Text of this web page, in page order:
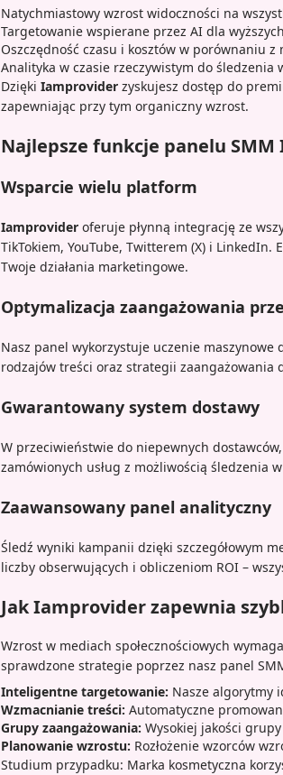
Natychmiastowy wzrost widoczności na
Targetowanie wspierane przez AI dla
Oszczędność czasu i kosztów w porównaniu
Analityka w czasie rzeczywistym do śledzenia
Dzięki Iamprovider zyskujesz dostęp do
zapewniając przy tym organiczny wzrost.
Najlepsze funkcje panelu
Wsparcie wielu platform
Iamprovider oferuje płynną integrację ze
TikTokiem, YouTube, Twitterem (X) i
Twoje działania marketingowe.
Optymalizacja zaangażowania
Nasz panel wykorzystuje uczenie
rodzajów treści oraz strategii zaangażowania
Gwarantowany system dostawy
W przeciwieństwie do niepewnych dostawców,
zamówionych usług z możliwością śledzenia
Zaawansowany panel analityczny
Śledź wyniki kampanii dzięki szczegółowym
liczby obserwujących i obliczeniom ROI –
Jak Iamprovider zapewnia
Wzrost w mediach społecznościowych
sprawdzone strategie poprzez nasz panel
Inteligentne targetowanie: Nasze algorytmy
Wzmacnianie treści: Automatyczne
Grupy zaangażowania: Wysokiej jakości
Planowanie wzrostu: Rozłożenie wzorców
Studium przypadku: Marka kosmetyczna